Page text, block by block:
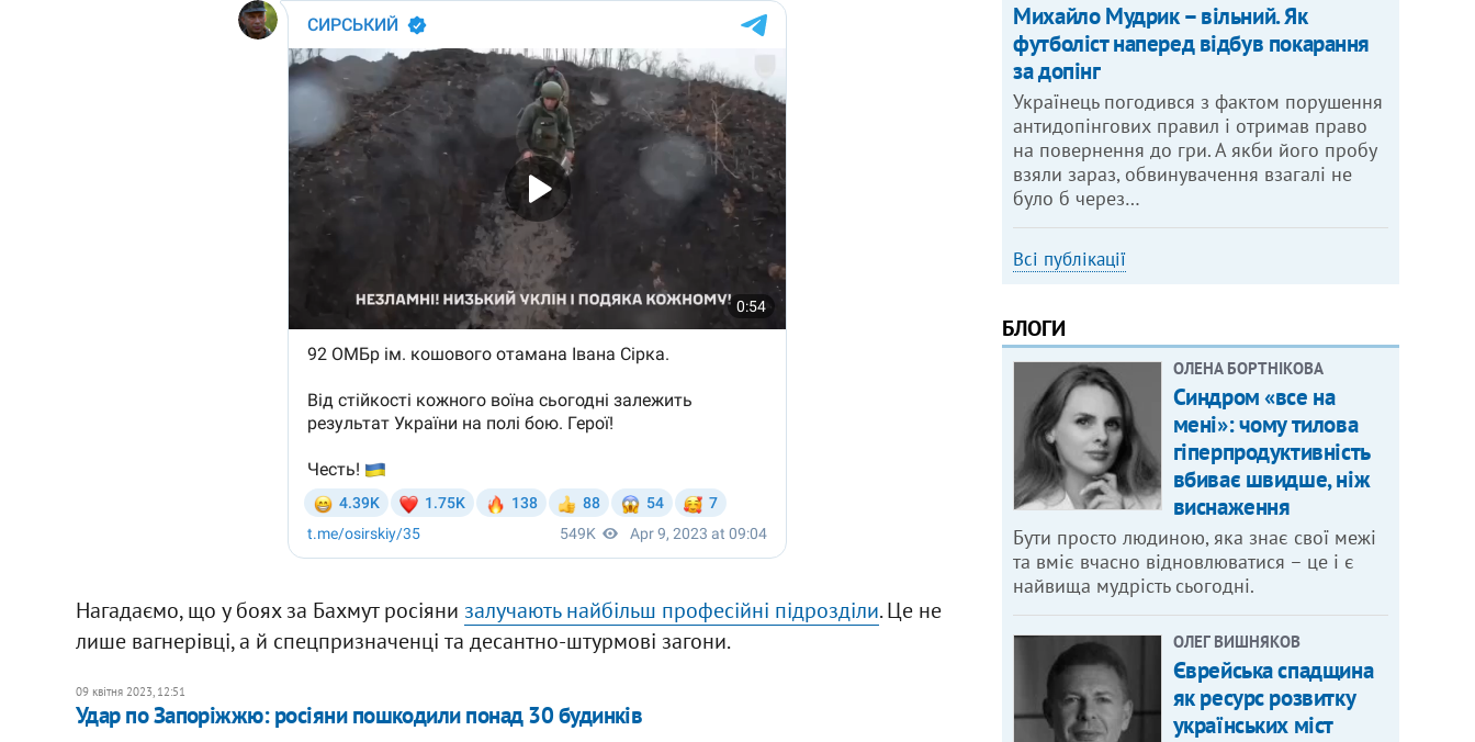
Нагадаємо, що у боях за Бахмут росіяни залучають найбільш професійні підрозділи. Це не
лише вагнерівці, а й спецпризначенці та десантно-штурмові загони.
09 квітня 2023, 12:51
Удар по Запоріжжю: росіяни пошкодили понад 30 будинків
Михайло Мудрик – вільний. Як
футболіст наперед відбув покарання
за допінг
Українець погодився з фактом порушення
антидопінгових правил і отримав право
на повернення до гри. А якби його пробу
взяли зараз, обвинувачення взагалі не
було б через…
Всі публікації
БЛОГИ
ОЛЕНА БОРТНІКОВА
Синдром «все на
мені»: чому тилова
гіперпродуктивність
вбиває швидше, ніж
виснаження
Бути просто людиною, яка знає свої межі
та вміє вчасно відновлюватися – це і є
найвища мудрість сьогодні.
ОЛЕГ ВИШНЯКОВ
Єврейська спадщина
як ресурс розвитку
українських міст